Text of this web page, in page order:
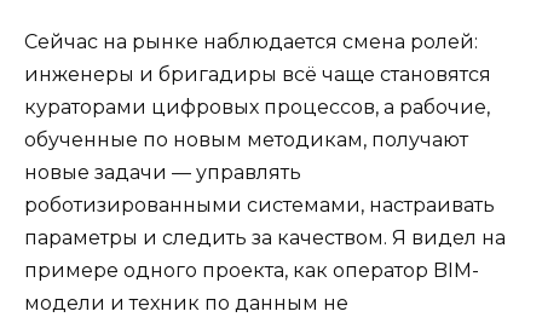
Сейчас на рынке наблюдается смена ролей:
инженеры и бригадиры всё чаще становятся
кураторами цифровых процессов, а рабочие,
обученные по новым методикам, получают
новые задачи — управлять
роботизированными системами, настраивать
параметры и следить за качеством. Я видел на
примере одного проекта, как оператор BIM-
модели и техник по данным не